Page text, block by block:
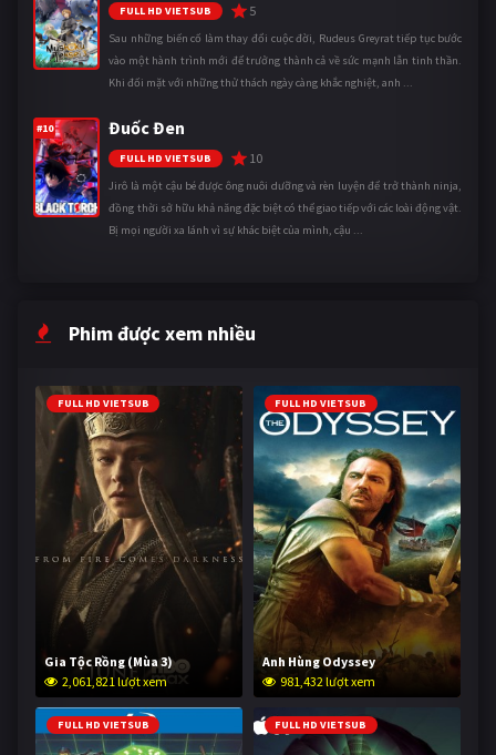
FULL HD VIETSUB 5
Sau những biến cố làm thay đổi cuộc đời, Rudeus Greyrat tiếp tục bước
vào một hành trình mới để trưởng thành cả về sức mạnh lẫn tinh thần.
Khi đối mặt với những thử thách ngày càng khắc nghiệt, anh ...
#10 Đuốc Đen
FULL HD VIETSUB 10
Jirô là một cậu bé được ông nuôi dưỡng và rèn luyện để trở thành ninja,
đồng thời sở hữu khả năng đặc biệt có thể giao tiếp với các loài động vật.
Bị mọi người xa lánh vì sự khác biệt của mình, cậu ...
Phim được xem nhiều
FULL HD VIETSUB
Gia Tộc Rồng (Mùa 3)
2,061,821 lượt xem
FULL HD VIETSUB
Anh Hùng Odyssey
981,432 lượt xem
FULL HD VIETSUB FULL HD VIETSUB